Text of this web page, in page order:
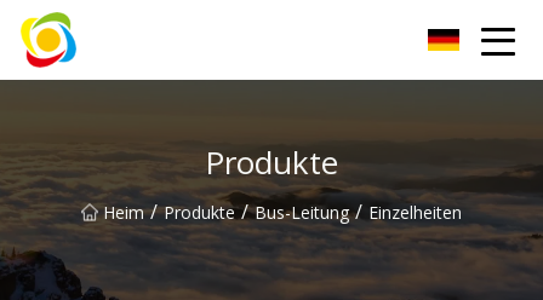
Produkte
Heim / Produkte / Bus-Leitung / Einzelheiten